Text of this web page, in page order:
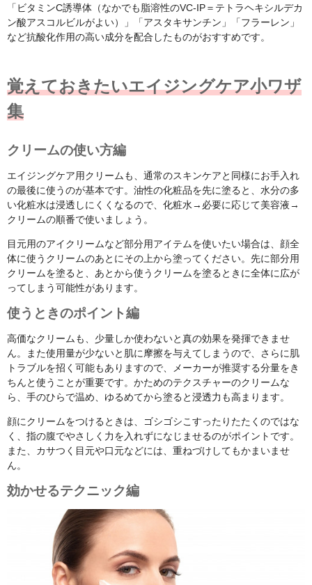
「ビタミンC誘導体（なかでも脂溶性のVC-IP＝テトラヘキシルデカ
ン酸アスコルビルがよい）」「アスタキサンチン」「フラーレン」
など抗酸化作用の高い成分を配合したものがおすすめです。
覚えておきたいエイジングケア小ワザ
集
クリームの使い方編
エイジングケア用クリームも、通常のスキンケアと同様にお手入れ
の最後に使うのが基本です。油性の化粧品を先に塗ると、水分の多
い化粧水は浸透しにくくなるので、化粧水→必要に応じて美容液→
クリームの順番で使いましょう。
目元用のアイクリームなど部分用アイテムを使いたい場合は、顔全
体に使うクリームのあとにその上から塗ってください。先に部分用
クリームを塗ると、あとから使うクリームを塗るときに全体に広が
ってしまう可能性があります。
使うときのポイント編
高価なクリームも、少量しか使わないと真の効果を発揮できませ
ん。また使用量が少ないと肌に摩擦を与えてしまうので、さらに肌
トラブルを招く可能もありますので、メーカーが推奨する分量をき
ちんと使うことが重要です。かためのテクスチャーのクリームな
ら、手のひらで温め、ゆるめてから塗ると浸透力も高まります。
顔にクリームをつけるときは、ゴシゴシこすったりたたくのではな
く、指の腹でやさしく力を入れずになじませるのがポイントです。
また、カサつく目元や口元などには、重ねづけしてもかまいませ
ん。
効かせるテクニック編